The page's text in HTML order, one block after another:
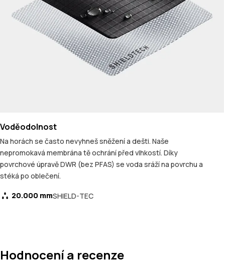
Voděodolnost
Na horách se často nevyhneš sněžení a dešti. Naše
nepromokavá membrána tě ochrání před vlhkostí. Díky
povrchové úpravě DWR (bez PFAS) se voda sráží na povrchu a
stéká po oblečení.
20.000 mmSHIELD-TEC
Hodnocení a recenze